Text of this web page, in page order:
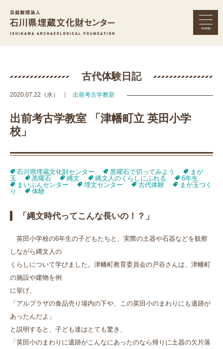
menu
古代体験日記
2020.07.22（水） 出前考古学教室
出前考古学教室 「津幡町立 英田小学
校」
石川県埋蔵文化財センター 黒曜石で切ってみよう
まが
玉
黒曜石 縄文 縄文人のくらしにふれる
6年生
まいぶんセンター
埋文センター 古代体験
まが玉づく
り
体験
「縄文時代ってこんな長いの！？」
英田小学校の6年生の子どもたちと、実際の土器や石器などを観察
しながら縄文人の
くらしについて学びました。津幡町教育委員会の戸谷さんは、津幡町
の施設や建物を例
に挙げ、
「アルプラザの食品売り場内の下や、この英田小のまわりにも遺跡が
あったんだよ」
と説明すると、子ども達はとても驚き、
「英田小のまわりに遺跡がこんなにあったのなら帰りに土器の欠片落